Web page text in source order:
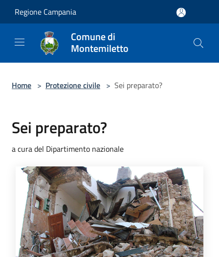
Regione Campania
Comune di
Montemiletto
Home > Protezione civile > Sei preparato?
Sei preparato?
a cura del Dipartimento nazionale